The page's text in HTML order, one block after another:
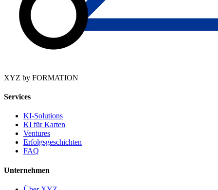
XYZ by FORMATION
Services
KI-Solutions
KI für Karten
Ventures
Erfolgsgeschichten
FAQ
Unternehmen